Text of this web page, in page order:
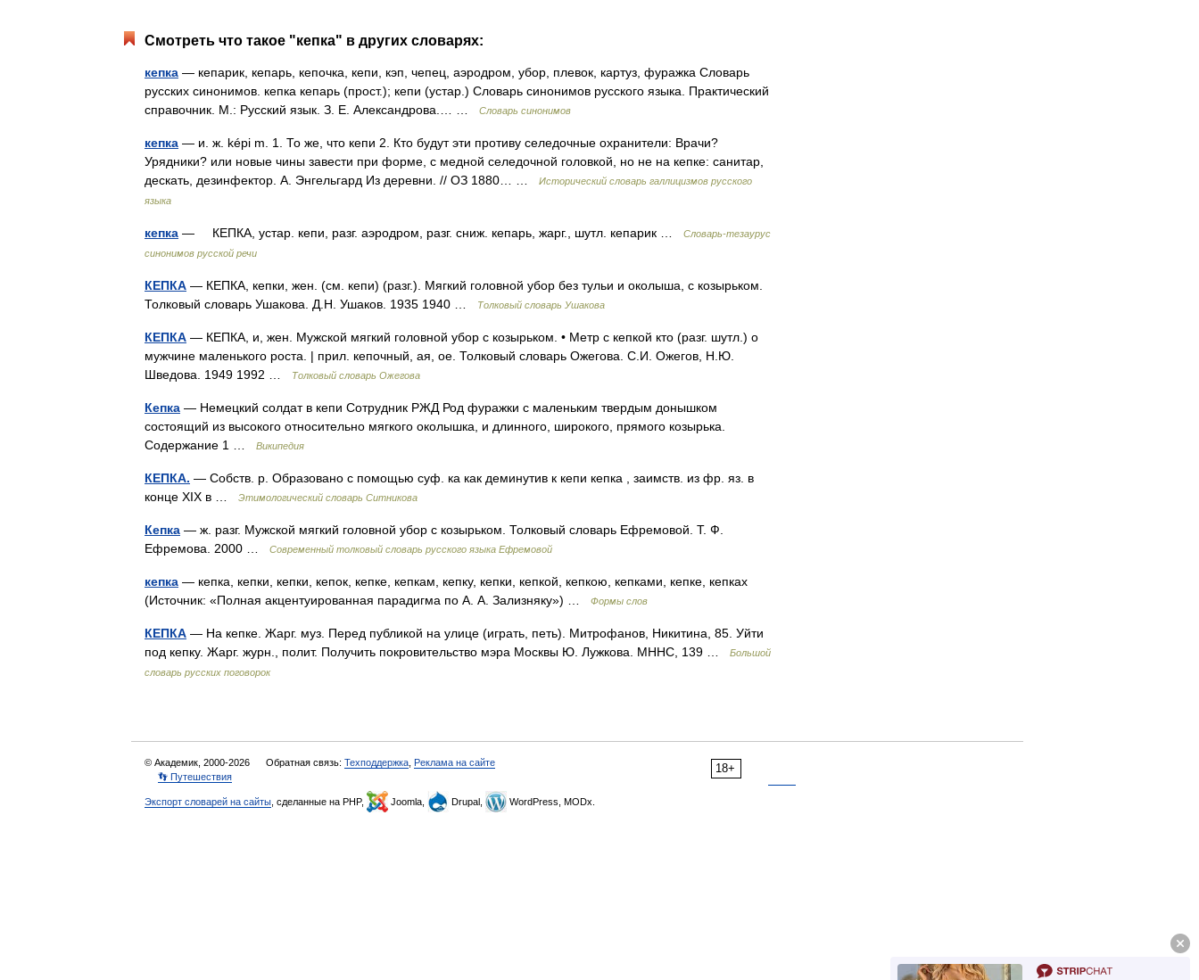
Смотреть что такое "кепка" в других словарях:
кепка — кепарик, кепарь, кепочка, кепи, кэп, чепец, аэродром, убор, плевок, картуз, фуражка Словарь
русских синонимов. кепка кепарь (прост.); кепи (устар.) Словарь синонимов русского языка. Практический
справочник. М.: Русский язык. З. Е. Александрова.… …
Словарь синонимов
кепка — и. ж. képi m. 1. То же, что кепи 2. Кто будут эти противу селедочные охранители: Врачи?
Урядники? или новые чины завести при форме, с медной селедочной головкой, но не на кепке: санитар,
дескать, дезинфектор. А. Энгельгард Из деревни. // ОЗ 1880… …
Исторический словарь галлицизмов русского
языка
кепка — КЕПКА, устар. кепи, разг. аэродром, разг. сниж. кепарь, жарг., шутл. кепарик …
Словарь-тезаурус
синонимов русской речи
КЕПКА — КЕПКА, кепки, жен. (см. кепи) (разг.). Мягкий головной убор без тульи и околыша, с козырьком.
Толковый словарь Ушакова. Д.Н. Ушаков. 1935 1940 …
Толковый словарь Ушакова
КЕПКА — КЕПКА, и, жен. Мужской мягкий головной убор с козырьком. • Метр с кепкой кто (разг. шутл.) о
мужчине маленького роста. | прил. кепочный, ая, ое. Толковый словарь Ожегова. С.И. Ожегов, Н.Ю.
Шведова. 1949 1992 …
Толковый словарь Ожегова
Кепка — Немецкий солдат в кепи Сотрудник РЖД Род фуражки с маленьким твердым донышком
состоящий из высокого относительно мягкого околышка, и длинного, широкого, прямого козырька.
Содержание 1 …
Википедия
КЕПКА. — Собств. р. Образовано с помощью суф. ка как деминутив к кепи кепка , заимств. из фр. яз. в
конце XIX в …
Этимологический словарь Ситникова
Кепка — ж. разг. Мужской мягкий головной убор с козырьком. Толковый словарь Ефремовой. Т. Ф.
Ефремова. 2000 …
Современный толковый словарь русского языка Ефремовой
кепка — кепка, кепки, кепки, кепок, кепке, кепкам, кепку, кепки, кепкой, кепкою, кепками, кепке, кепках
(Источник: «Полная акцентуированная парадигма по А. А. Зализняку») …
Формы слов
КЕПКА — На кепке. Жарг. муз. Перед публикой на улице (играть, петь). Митрофанов, Никитина, 85. Уйти
под кепку. Жарг. журн., полит. Получить покровительство мэра Москвы Ю. Лужкова. МННС, 139 …
Большой
словарь русских поговорок
18+
© Академик, 2000-2026 Обратная связь: Техподдержка Реклама на сайте
👣 Путешествия
Экспорт словарей на сайты , сделанные на PHP, Joomla, Drupal, WordPress, MODx.